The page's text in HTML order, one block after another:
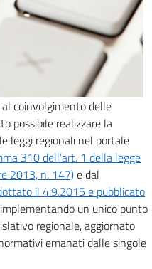
al coinvolgimento delle
possibile realizzare la
leggi regionali nel portale
310 dell’art. 1 della legge
2013, n. 147)e dal
il 4.9.2015 e pubblicato
un unico punto
regionale, aggiornato
emanati dalle singole